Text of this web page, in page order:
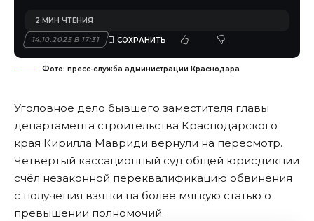
14.10.2025 В 17:31
2 МИН ЧТЕНИЯ
Фото: пресс-служба администрации Краснодара
Уголовное дело бывшего заместителя главы
департамента строительства Краснодарского
края Кирилла Мавриди вернули на пересмотр.
Четвёртый кассационный суд общей юрисдикции
счёл незаконной переквалификацию обвинения
с получения взятки на более мягкую статью о
превышении полномочий.